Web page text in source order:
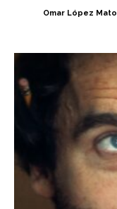
Omar López Mato